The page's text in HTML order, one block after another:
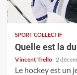
SPORT COLLECTIF
Quelle est la
Vincent Trello 2
Le hockey est un